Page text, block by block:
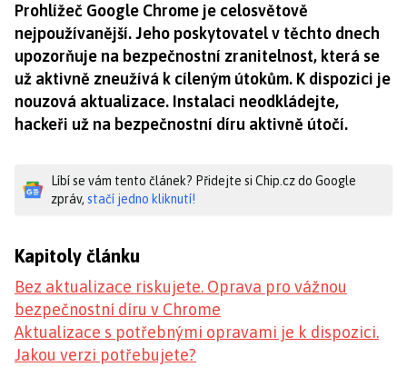
Prohlížeč Google Chrome je celosvětově
nejpoužívanější. Jeho poskytovatel v těchto dnech
upozorňuje na bezpečnostní zranitelnost, která se
už aktivně zneužívá k cíleným útokům. K dispozici je
nouzová aktualizace. Instalaci neodkládejte,
hackeři už na bezpečnostní díru aktivně útočí.
Líbí se vám tento článek? Přidejte si Chip.cz do Google
zpráv, stačí jedno kliknutí!
Kapitoly článku
Bez aktualizace riskujete. Oprava pro vážnou
bezpečnostní díru v Chrome
Aktualizace s potřebnými opravami je k dispozici.
Jakou verzi potřebujete?